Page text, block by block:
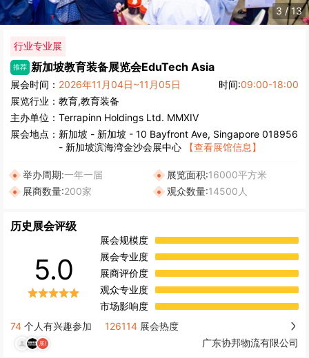
3/13
行业专业展
推荐 新加坡教育装备展览会EduTech Asia
展会时间： 2026年11月04日~11月05日 时间:09:00-18:00
展览行业： 教育,教育装备
主办单位： Terrapinn Holdings Ltd. MMXIV
展会地点： 新加坡 - 新加坡 - 10 Bayfront Ave, Singapore 018956
- 新加坡滨海湾金沙会展中心
【查看展馆信息】
举办周期:一年一届 展览面积:16000平方米
展商数量:200家 观众数量:14500人
历史展会评级
5.0
展会规模度
展会专业度
展商评价度
观众专业度
市场影响度
74 个人有兴趣参加 126114 展会热度
广东协邦物流有限公司